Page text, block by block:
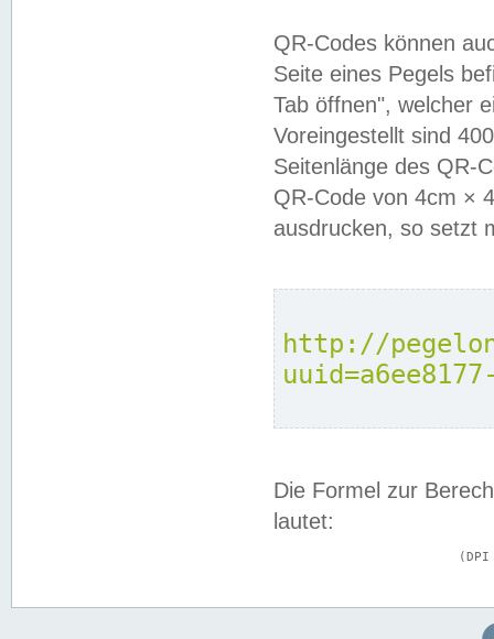
QR-Codes können
Seite eines Pegels
Tab öffnen", welcher
Voreingestellt sind
Seitenlänge des QR-
QR-Code von 4cm ×
ausdrucken, so setzt
http://
Die Formel zur
lautet: